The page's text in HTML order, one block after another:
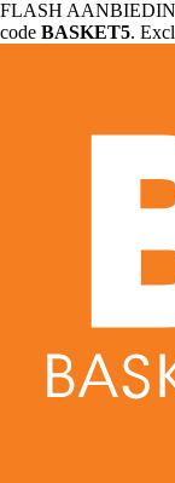
FLASH
code BASKET5.